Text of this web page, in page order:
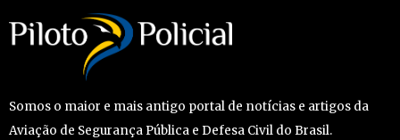
Somos o maior e mais antigo portal de notícias e artigos da
Aviação de Segurança Pública e Defesa Civil do Brasil.